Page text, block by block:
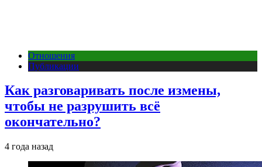
Отношения
Публикации
Как разговаривать после измены,
чтобы не разрушить всё
окончательно?
4 года назад